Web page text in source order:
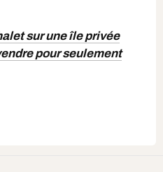
sur une île privée
pour seulement